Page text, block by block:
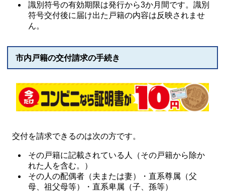
識別符号の有効期限は発行から3か月間です。識別
符号交付後に届け出た戸籍の内容は反映されませ
ん。
市内戸籍の交付請求の手続き
交付を請求できるのは次の方です。
その戸籍に記載されている人（その戸籍から除か
れた人を含む。）
その人の配偶者（夫または妻）・直系尊属（父
母、祖父母等）・直系卑属（子、孫等）